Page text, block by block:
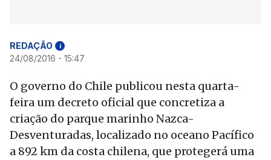
REDAÇÃO i
24/08/2016 - 15:47
O governo do Chile publicou nesta quarta-
feira um decreto oficial que concretiza a
criação do parque marinho Nazca-
Desventuradas, localizado no oceano Pacífico
a 892 km da costa chilena, que protegerá uma